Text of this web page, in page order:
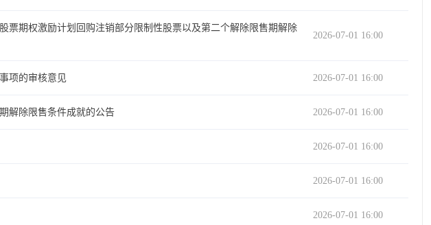
票期权激励计划回购注销部分限制性股票以及第二个解除限售期解除
2026-07-01 16:00
项的审核意见 2026-07-01 16:00
解除限售条件成就的公告 2026-07-01 16:00
2026-07-01 16:00
2026-07-01 16:00
2026-07-01 16:00